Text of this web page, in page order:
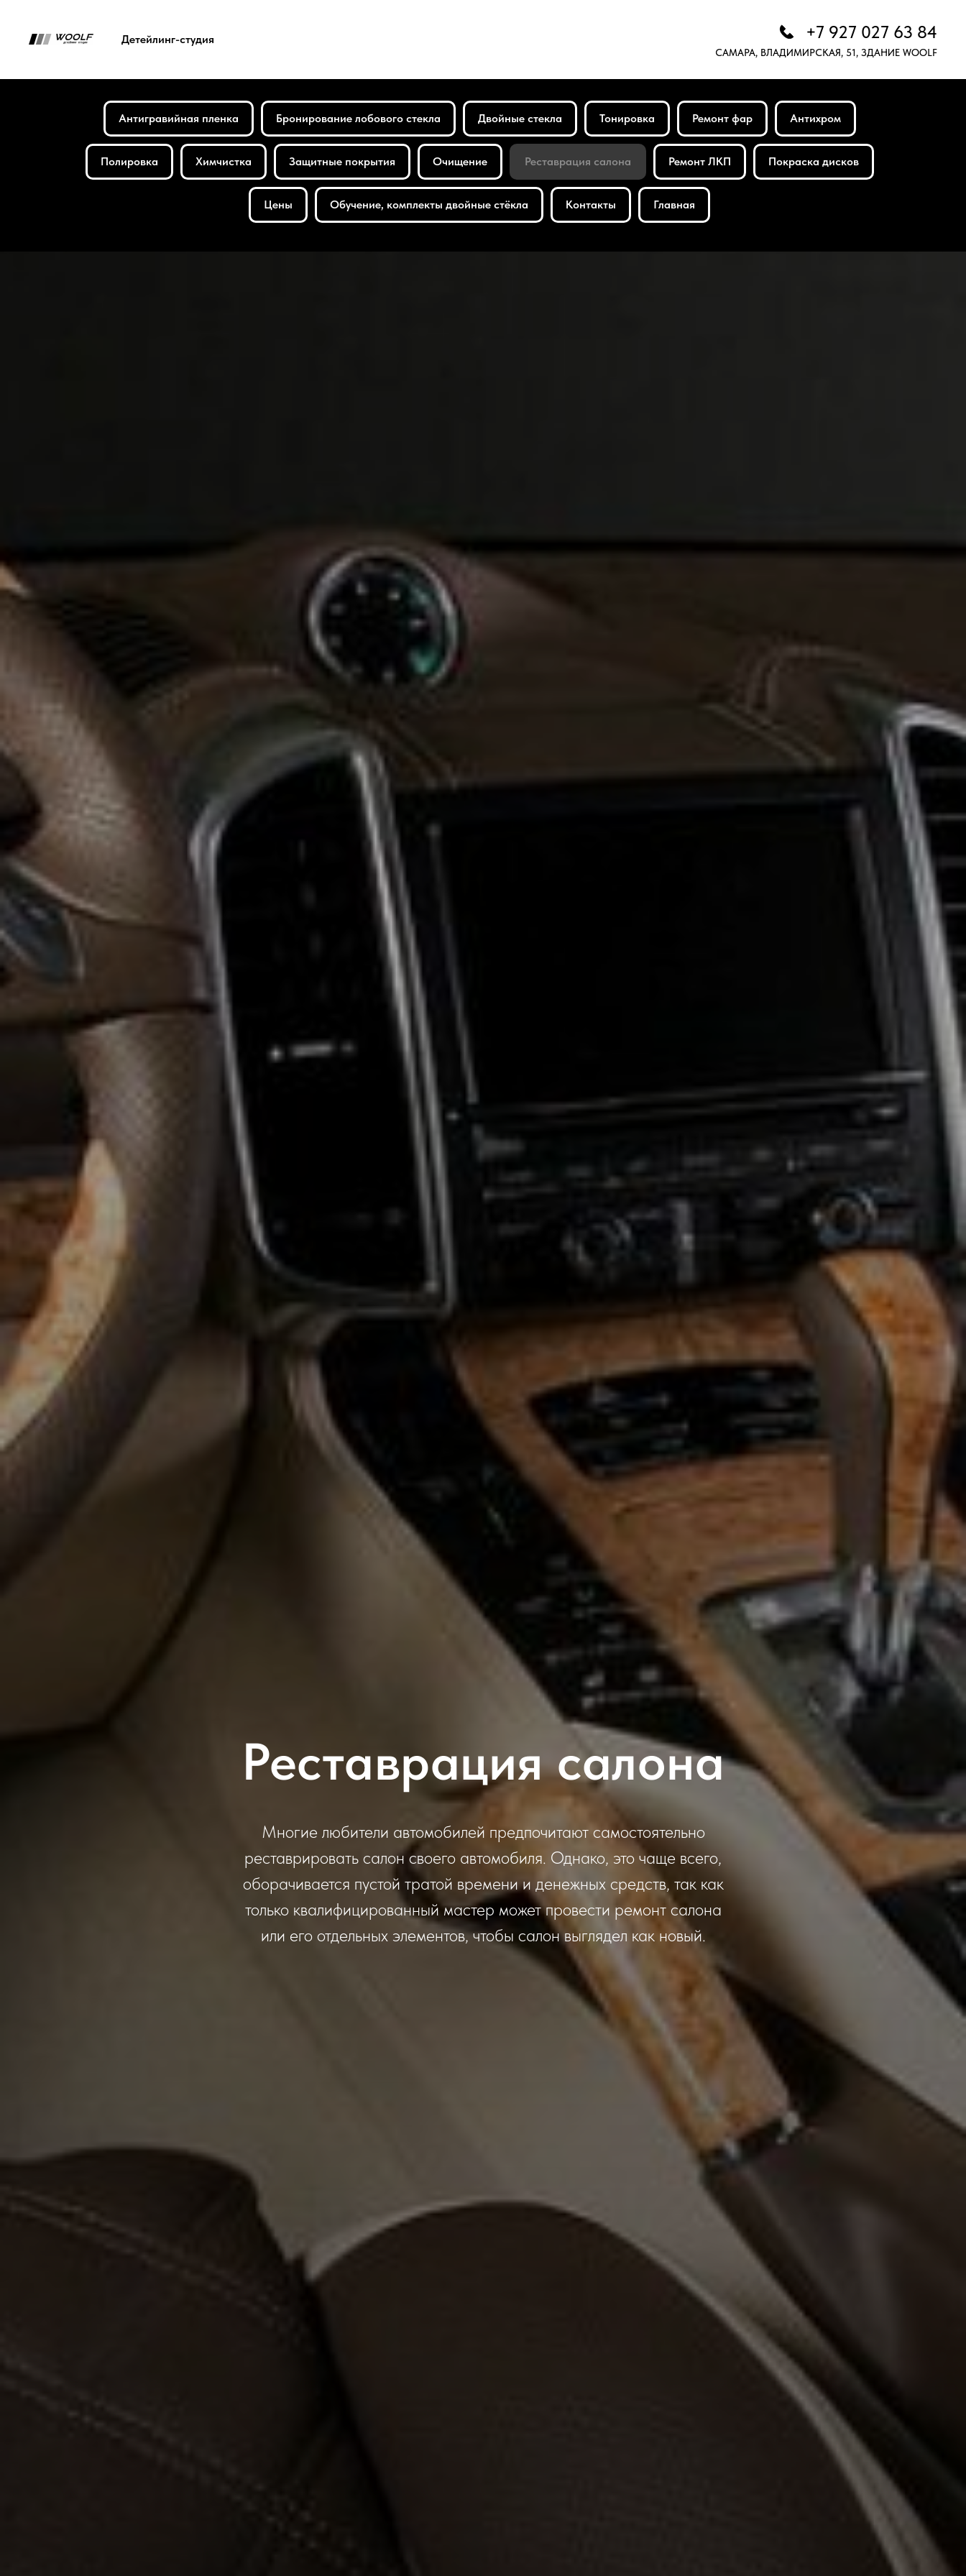
Детейлинг-студия +7 927 027 63 84
САМАРА, ВЛАДИМИРСКАЯ, 51, ЗДАНИЕ WOOLF
Антигравийная пленка Бронирование лобового стекла Двойные стекла Тонировка Ремонт фар Антихром
Полировка Химчистка Защитные покрытия Очищение Реставрация салона Ремонт ЛКП Покраска дисков
Цены Обучение, комплекты двойные стёкла Контакты Главная
Реставрация салона
Многие любители автомобилей предпочитают самостоятельно
реставрировать салон своего автомобиля. Однако, это чаще всего,
оборачивается пустой тратой времени и денежных средств, так как
только квалифицированный мастер может провести ремонт салона
или его отдельных элементов, чтобы салон выглядел как новый.